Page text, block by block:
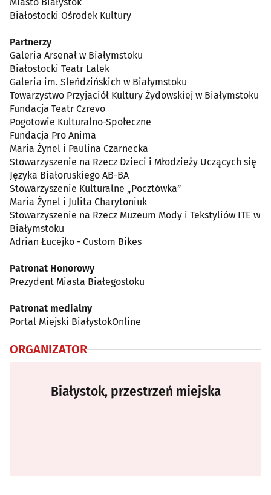
Białostocki Ośrodek Kultury
Partnerzy
Galeria Arsenał w Białymstoku
Białostocki Teatr Lalek
Galeria im. Sleńdzińskich w Białymstoku
Towarzystwo Przyjaciół Kultury Żydowskiej w Białymstoku
Fundacja Teatr Czrevo
Pogotowie Kulturalno-Społeczne
Fundacja Pro Anima
Maria Żynel i Paulina Czarnecka
Stowarzyszenie na Rzecz Dzieci i Młodzieży Uczących się
Języka Białoruskiego AB-BA
Stowarzyszenie Kulturalne „Pocztówka”
Maria Żynel i Julita Charytoniuk
Stowarzyszenie na Rzecz Muzeum Mody i Tekstyliów ITE w
Białymstoku
Adrian Łucejko - Custom Bikes
Patronat Honorowy
Prezydent Miasta Białegostoku
Patronat medialny
Portal Miejski BiałystokOnline
ORGANIZATOR
Białystok, przestrzeń miejska